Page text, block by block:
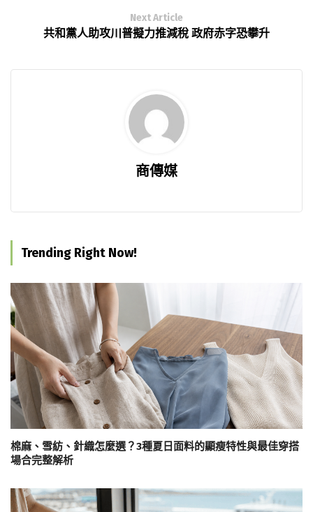
Next Article
共和黨人助攻川普擬力推減稅 政府赤字恐攀升
商傳媒
Trending Right Now!
棉麻、雪紡、針織怎麼選？3種夏日面料的顯瘦特性與最佳穿搭
場合完整解析